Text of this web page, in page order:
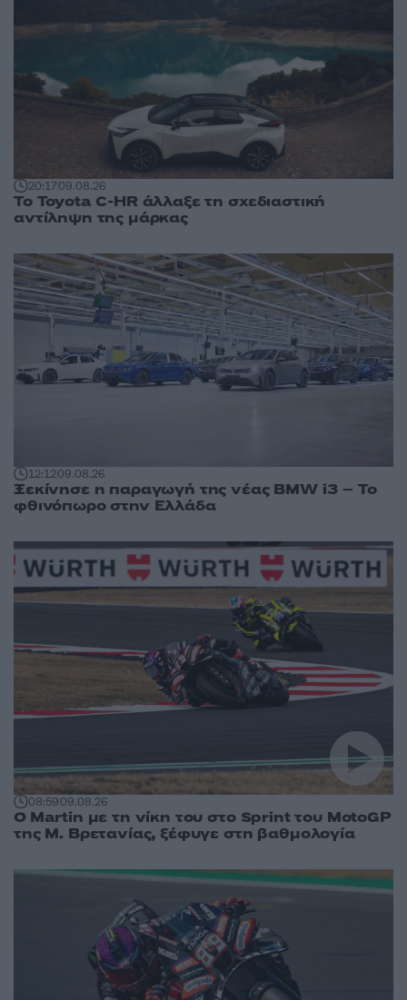
20:1709.08.26
Το Toyota C-HR άλλαξε τη σχεδιαστική
αντίληψη της μάρκας
12:1209.08.26
Ξεκίνησε η παραγωγή της νέας BMW i3 – Το
φθινόπωρο στην Ελλάδα
08:5909.08.26
O Martin με τη νίκη του στο Sprint του MotoGP
της Μ. Βρετανίας, ξέφυγε στη βαθμολογία